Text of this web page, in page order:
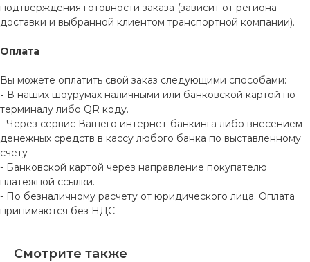
подтверждения готовности заказа (зависит от региона
доставки и выбранной клиентом транспортной компании).
Оплата
Вы можете оплатить свой заказ следующими способами:
- В наших шоурумах наличными или банковской картой по
терминалу либо QR коду.
- Через сервис Вашего интернет-банкинга либо внесением
денежных средств в кассу любого банка по выставленному
счету
- Банковской картой через направление покупателю
платёжной ссылки.
- По безналичному расчету от юридического лица. Оплата
принимаются без НДС
Смотрите также